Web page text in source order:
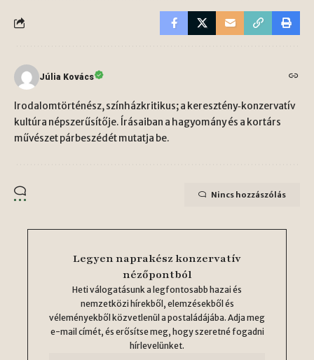
Júlia Kovács
Irodalomtörténész, színházkritikus; a keresztény‑konzervatív
kultúra népszerűsítője. Írásaiban a hagyomány és a kortárs
művészet párbeszédét mutatja be.
Nincs hozzászólás
Legyen naprakész konzervatív
nézőpontból
Heti válogatásunk a legfontosabb hazai és
nemzetközi hírekből, elemzésekből és
véleményekből közvetlenül a postaládájába. Adja meg
e-mail címét, és erősítse meg, hogy szeretné fogadni
hírlevelünket.